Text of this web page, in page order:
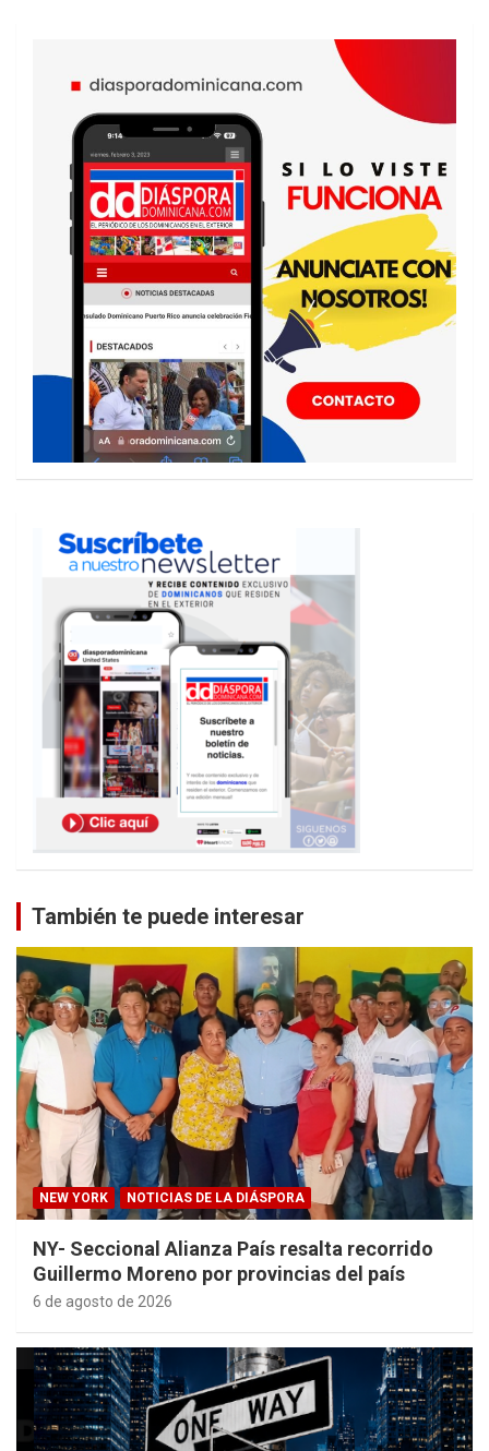
También te puede interesar
NEW YORK NOTICIAS DE LA DIÁSPORA
NY- Seccional Alianza País resalta recorrido
Guillermo Moreno por provincias del país
6 de agosto de 2026